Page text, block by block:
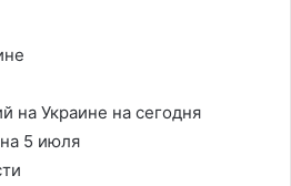
на Украине на сегодня
5 июля